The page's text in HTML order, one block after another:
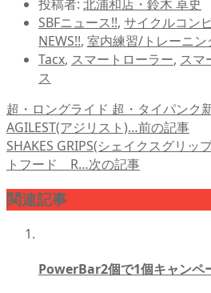
投稿者: 北浦和店・鈴木 卓史
SBFニュース!!, サイクルコン
NEWS!!, 室内練習/トレーニン
Tacx, スマートローラー, スマ
ス
超・ロングライド 超・タイパンク
AGILEST(アジリスト)…前の記事
SHAKES GRIPS(シェイクスグリッ
トフード R…次の記事
関連記事
PowerBar2個で1個キャンペ